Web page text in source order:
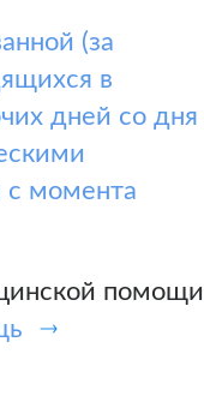
(за
в
дней со дня
с момента
помощи